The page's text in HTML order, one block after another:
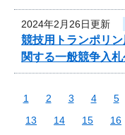
2024年2月26日更新
競技用トランポリ
関する一般競争入
1 2 3 4 5
13
14 15 16